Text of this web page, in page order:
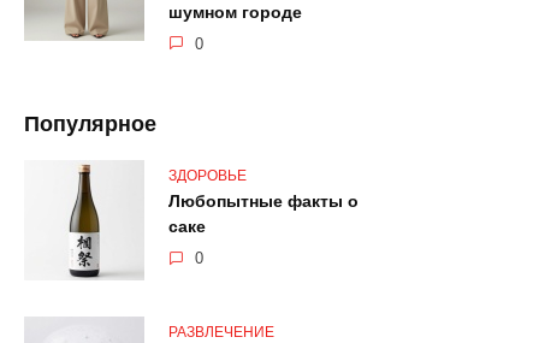
шумном городе
0
Популярное
ЗДОРОВЬЕ
Любопытные факты о
саке
0
РАЗВЛЕЧЕНИЕ